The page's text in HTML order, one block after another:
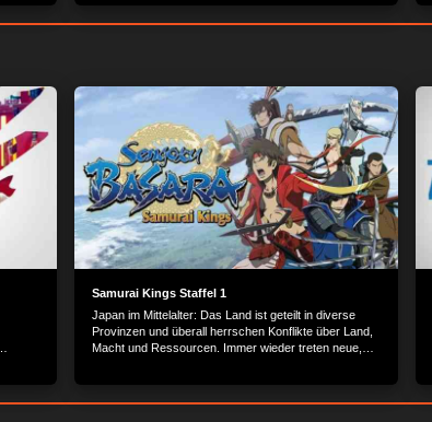
Samurai Kings Staffel 1
Japan im Mittelalter: Das Land ist geteilt in diverse
Provinzen und überall herrschen Konflikte über Land,
Macht und Ressourcen. Immer wieder treten neue,